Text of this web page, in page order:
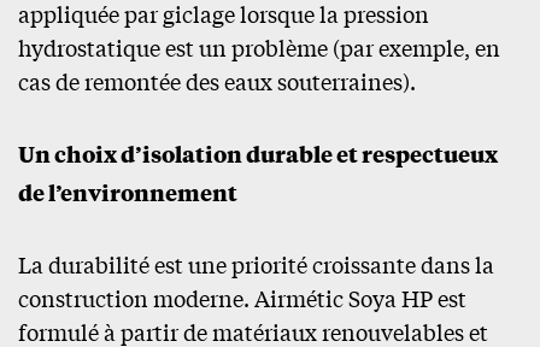
appliquée par giclage lorsque la pression
hydrostatique est un problème (par exemple, en
cas de remontée des eaux souterraines).
Un choix d’isolation durable et respectueux
de l’environnement
La durabilité est une priorité croissante dans la
construction moderne. Airmétic Soya HP est
formulé à partir de matériaux renouvelables et